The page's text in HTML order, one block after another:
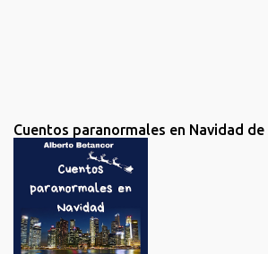
Cuentos paranormales en Navidad